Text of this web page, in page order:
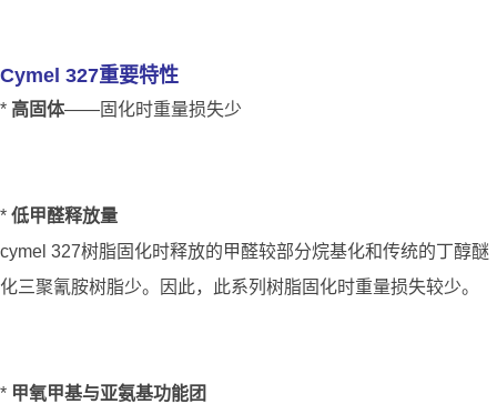
Cymel 327重要特性
* 高固体——固化时重量损失少
* 低甲醛释放量
cymel 327树脂固化时释放的甲醛较部分烷基化和传统的丁醇醚
化三聚氰胺树脂少。因此，此系列树脂固化时重量损失较少。
* 甲氧甲基与亚氨基功能团